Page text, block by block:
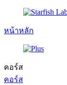
หน้าหลัก
คอร์ส
คอร์ส